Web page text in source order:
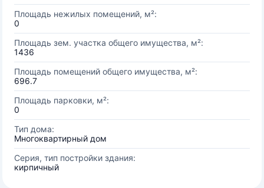
Площадь нежилых помещений, м²:
0
Площадь зем. участка общего имущества, м²:
1436
Площадь помещений общего имущества, м²:
696.7
Площадь парковки, м²:
0
Тип дома:
Многоквартирный дом
Серия, тип постройки здания:
кирпичный